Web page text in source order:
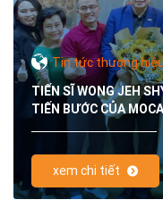
Tin tức thương
TIẾN SĨ WONG JEH
TIẾN BƯỚC CỦA
xem chi tiết